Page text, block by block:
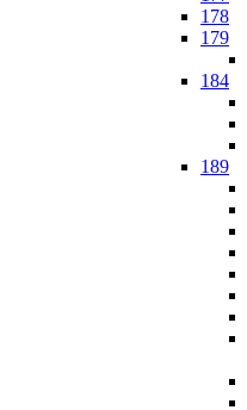
178
179
184
189